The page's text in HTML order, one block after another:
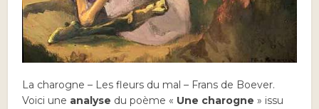
La charogne – Les fleurs du mal – Frans de Boever.
Voici une analyse du poème « Une charogne » issu